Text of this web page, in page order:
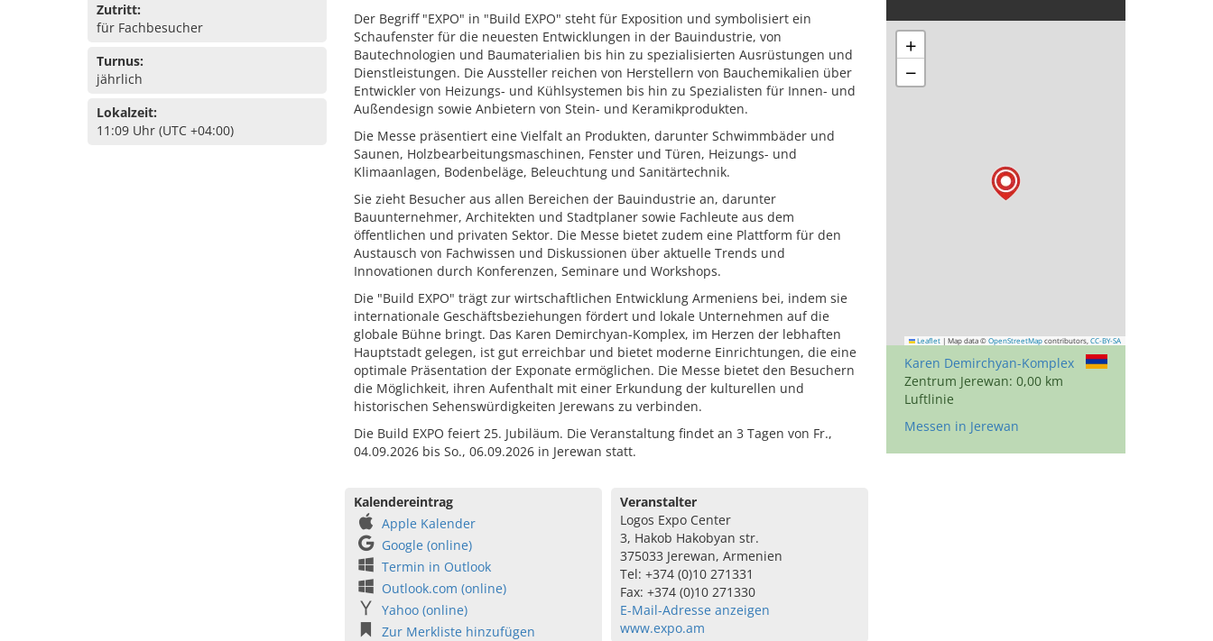
Zutritt:
für Fachbesucher
Turnus:
jährlich
Lokalzeit:
11:09 Uhr (UTC +04:00)
Der Begriff "EXPO" in "Build EXPO" steht für Exposition und symbolisiert ein
Schaufenster für die neuesten Entwicklungen in der Bauindustrie, von
Bautechnologien und Baumaterialien bis hin zu spezialisierten Ausrüstungen und
Dienstleistungen. Die Aussteller reichen von Herstellern von Bauchemikalien über
Entwickler von Heizungs- und Kühlsystemen bis hin zu Spezialisten für Innen- und
Außendesign sowie Anbietern von Stein- und Keramikprodukten.
Die Messe präsentiert eine Vielfalt an Produkten, darunter Schwimmbäder und
Saunen, Holzbearbeitungsmaschinen, Fenster und Türen, Heizungs- und
Klimaanlagen, Bodenbeläge, Beleuchtung und Sanitärtechnik.
Sie zieht Besucher aus allen Bereichen der Bauindustrie an, darunter
Bauunternehmer, Architekten und Stadtplaner sowie Fachleute aus dem
öffentlichen und privaten Sektor. Die Messe bietet zudem eine Plattform für den
Austausch von Fachwissen und Diskussionen über aktuelle Trends und
Innovationen durch Konferenzen, Seminare und Workshops.
Die "Build EXPO" trägt zur wirtschaftlichen Entwicklung Armeniens bei, indem sie
internationale Geschäftsbeziehungen fördert und lokale Unternehmen auf die
globale Bühne bringt. Das Karen Demirchyan-Komplex, im Herzen der lebhaften
Hauptstadt gelegen, ist gut erreichbar und bietet moderne Einrichtungen, die eine
optimale Präsentation der Exponate ermöglichen. Die Messe bietet den Besuchern
die Möglichkeit, ihren Aufenthalt mit einer Erkundung der kulturellen und
historischen Sehenswürdigkeiten Jerewans zu verbinden.
Die Build EXPO feiert 25. Jubiläum. Die Veranstaltung findet an 3 Tagen von Fr.,
04.09.2026 bis So., 06.09.2026 in Jerewan statt.
Kalendereintrag
Apple Kalender
Google (online)
Termin in Outlook
Outlook.com (online)
Yahoo (online)
Zur Merkliste hinzufügen
Veranstalter
Logos Expo Center
3, Hakob Hakobyan str.
375033 Jerewan, Armenien
Tel: +374 (0)10 271331
Fax: +374 (0)10 271330
E-Mail-Adresse anzeigen
www.expo.am
+
−
Leaflet | Map data © OpenStreetMap contributors, CC-BY-SA
Karen Demirchyan-Komplex
Zentrum Jerewan: 0,00 km
Luftlinie
Messen in Jerewan